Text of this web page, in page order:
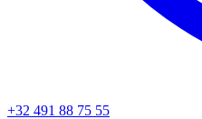
+32 491 88 75 55